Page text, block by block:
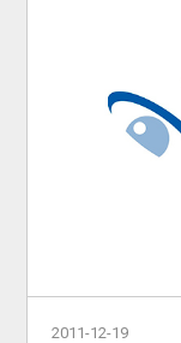
2011-12-19